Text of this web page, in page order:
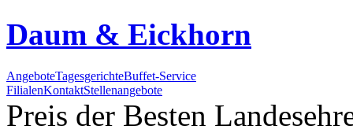
Daum & Eickhorn
AngeboteTagesgerichteBuffet-Service
FilialenKontaktStellenangebote
Preis der Besten